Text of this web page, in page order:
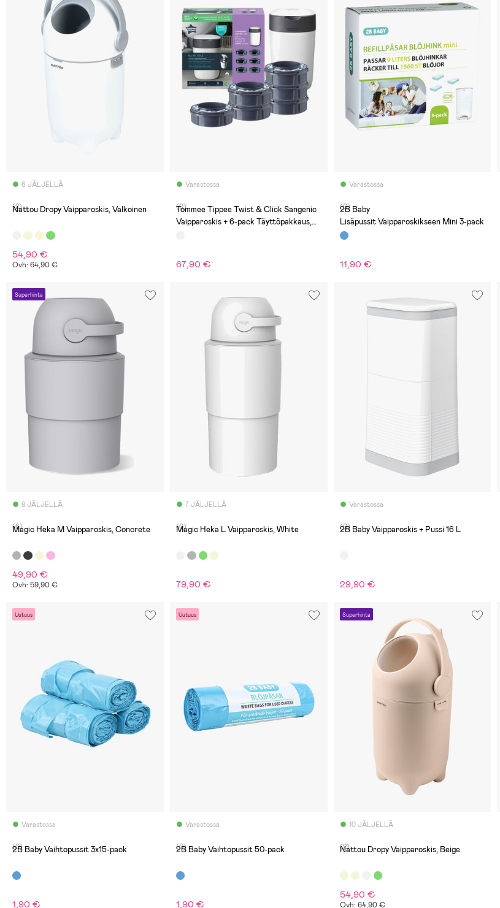
6 JÄLJELLÄ
(2)
Nattou Dropy Vaipparoskis, Valkoinen
54,90 €
Ovh: 64,90 €
Varastossa
(0)
Tommee Tippee Twist & Click Sangenic
Vaipparoskis + 6-pack Täyttöpakkaus,
67,90 €
Varastossa
(0)
2B Baby
Lisäpussit Vaipparoskikseen Mini 3-pack
11,90 €
Superhinta
8 JÄLJELLÄ
(6)
Magic Heka M Vaipparoskis, Concrete
49,90 €
Ovh: 59,90 €
7 JÄLJELLÄ
(0)
Magic Heka L Vaipparoskis, White
79,90 €
Varastossa
(0)
2B Baby Vaipparoskis + Pussi 16 L
29,90 €
Uutuus
Varastossa
(0)
2B Baby Vaihtopussit 3x15-pack
1,90 €
Uutuus
Varastossa
(0)
2B Baby Vaihtopussit 50-pack
1,90 €
Superhinta
10 JÄLJELLÄ
(2)
Nattou Dropy Vaipparoskis, Beige
54,90 €
Ovh: 64,90 €